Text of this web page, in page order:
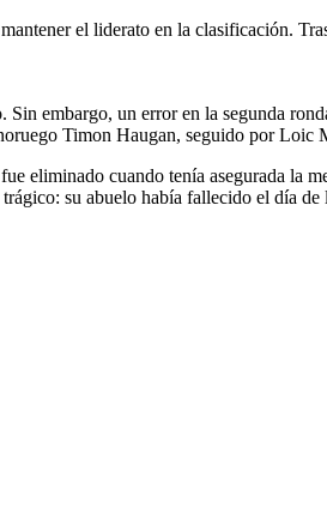
el liderato en la clasificación.
embargo, un error en la segunda
Timon Haugan, seguido por
eliminado cuando tenía asegurada la
su abuelo había fallecido el día